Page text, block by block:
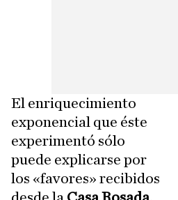
El enriquecimiento
exponencial que éste
experimentó sólo
puede explicarse por
los «favores» recibidos